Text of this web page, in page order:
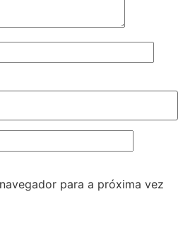
para a próxima vez